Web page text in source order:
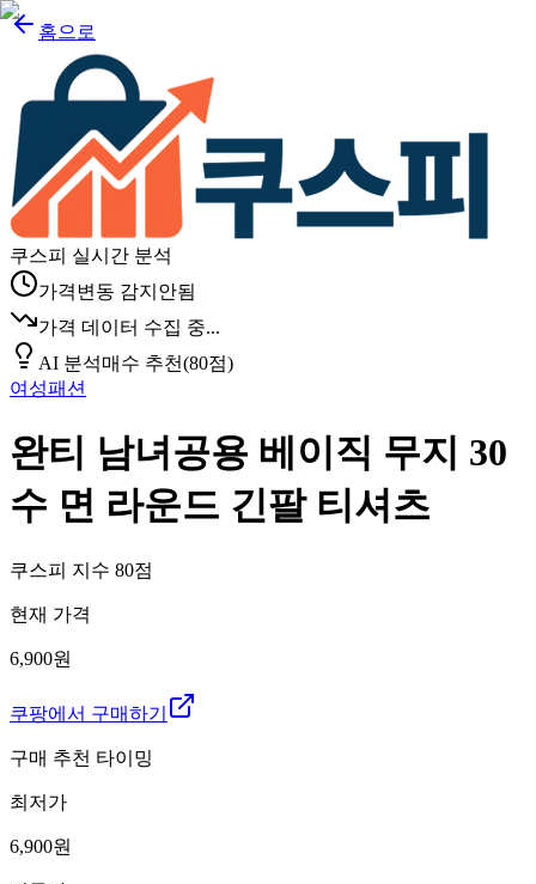
홈으로
쿠스피 실시간 분석
가격변동 감지안됨
가격 데이터 수집 중...
AI 분석매수 추천(80점)
여성패션
완티 남녀공용 베이직 무지 30
수 면 라운드 긴팔 티셔츠
쿠스피 지수 80점
현재 가격
6,900원
쿠팡에서 구매하기
구매 추천 타이밍
최저가
6,900원